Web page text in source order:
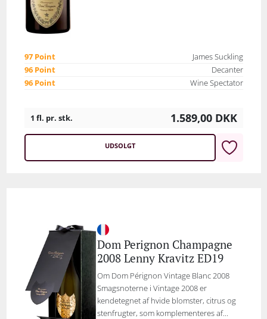
97 Point
James Suckling
96 Point
Decanter
96 Point
Wine Spectator
1 fl. pr. stk. 1.589,00 DKK
UDSOLGT
Dom Perignon Champagne
2008 Lenny Kravitz ED19
Om Dom Pérignon Vintage Blanc 2008
Smagsnoterne i Vintage 2008 er
kendetegnet af hvide blomster, citrus og
stenfrugter, som komplementeres af...